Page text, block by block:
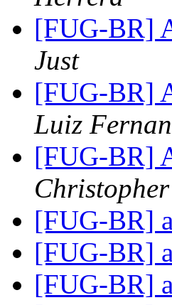
[FUG-BR]
Just
[FUG-BR]
Luiz
[FUG-BR]
[FUG-BR]
[FUG-BR]
[FUG-BR]